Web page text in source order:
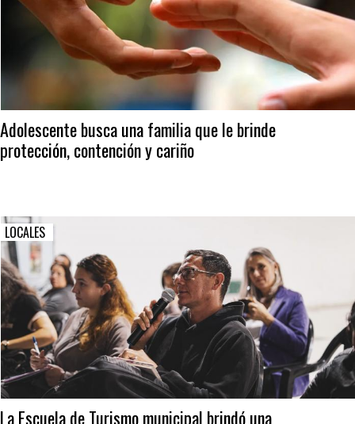
Adolescente busca una familia que le brinde
protección, contención y cariño
LOCALES
La Escuela de Turismo municipal brindó una